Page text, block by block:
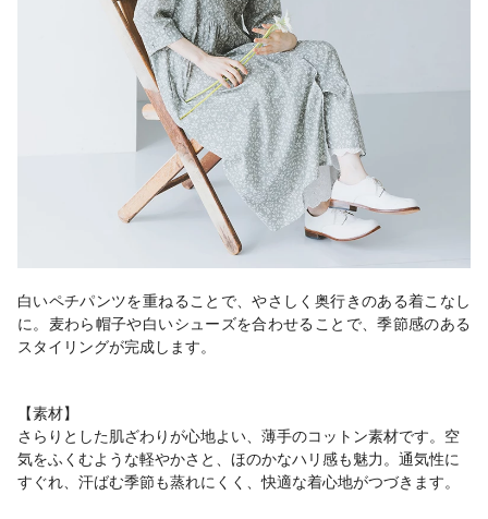
白いペチパンツを重ねることで、やさしく奥行きのある着こなし
に。麦わら帽子や白いシューズを合わせることで、季節感のある
スタイリングが完成します。
【素材】
さらりとした肌ざわりが心地よい、薄手のコットン素材です。空
気をふくむような軽やかさと、ほのかなハリ感も魅力。通気性に
すぐれ、汗ばむ季節も蒸れにくく、快適な着心地がつづきます。